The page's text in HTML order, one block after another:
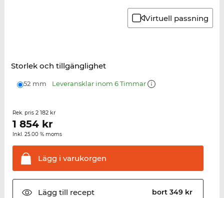
Virtuell passning
Storlek och tillgänglighet
52 mm Leveransklar inom 6 Timmar
Rek. pris 2 182 kr
1 854kr
Inkl. 25.00 % moms
Lägg i varukorgen
Lägg till recept bort 349 kr